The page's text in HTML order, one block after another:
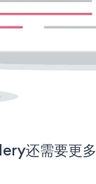
还需要更